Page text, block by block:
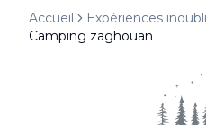
Accueil
Expériences
Camping zaghouan